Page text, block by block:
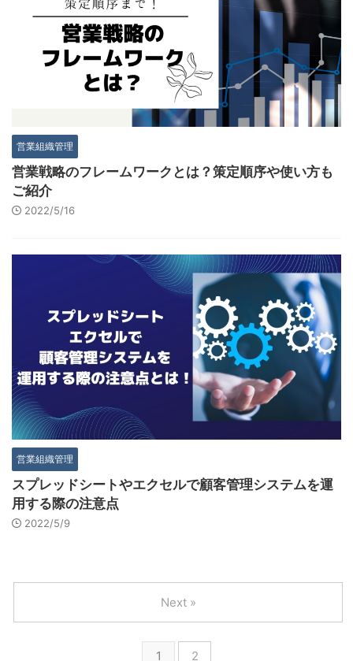
営業組織管理
営業戦略のフレームワークとは？策定順序や使い方も
ご紹介
2022/5/16
営業組織管理
スプレッドシートやエクセルで顧客管理システムを運
用する際の注意点
2022/5/9
1 2
Next »